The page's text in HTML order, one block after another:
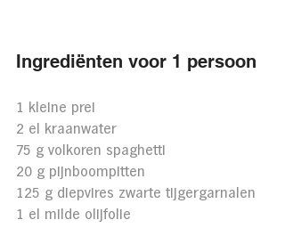
Ingrediënten voor 1 persoon
1 kleine prei
2 el kraanwater
75 g volkoren spaghetti
20 g pijnboompitten
125 g diepvires zwarte tijgergarnalen
1 el milde olijfolie